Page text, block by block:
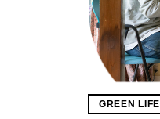
GREEN LIFE